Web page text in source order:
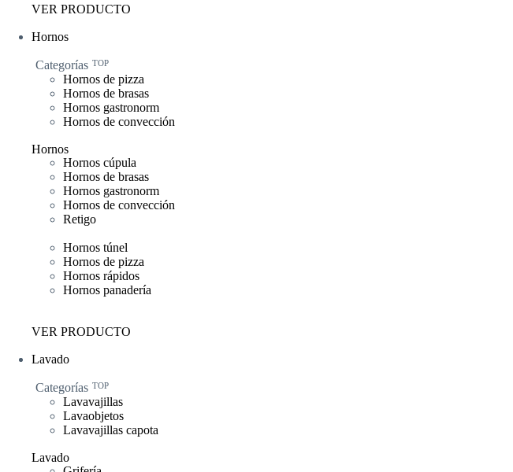
VER PRODUCTO
Hornos
Categorías TOP
Hornos de pizza
Hornos de brasas
Hornos gastronorm
Hornos de convección
Hornos
Hornos cúpula
Hornos de brasas
Hornos gastronorm
Hornos de convección
Retigo
Hornos túnel
Hornos de pizza
Hornos rápidos
Hornos panadería
VER PRODUCTO
Lavado
Categorías TOP
Lavavajillas
Lavaobjetos
Lavavajillas capota
Lavado